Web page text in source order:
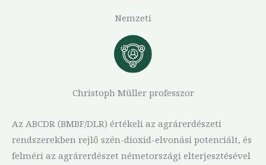
Nemzeti
Christoph Müller professzor
Az ABCDR (BMBF/DLR) értékeli az agrárerdészeti
rendszerekben rejlő szén-dioxid-elvonási potenciált, és
felméri az agrárerdészet németországi elterjesztésével